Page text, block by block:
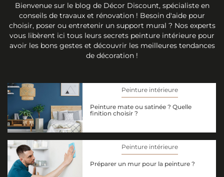
Bienvenue sur le blog de Décor Discount, spécialiste en
conseils de travaux et rénovation ! Besoin d'aide pour
choisir, poser ou entretenir un support mural ? Nos experts
vous libèrent ici tous leurs secrets peinture intérieure pour
avoir les bons gestes et découvrir les meilleures tendances
de décoration !
Peinture intérieure
Peinture mate ou satinée ? Quelle
finition choisir ?
Peinture intérieure
Préparer un mur pour la peinture ?